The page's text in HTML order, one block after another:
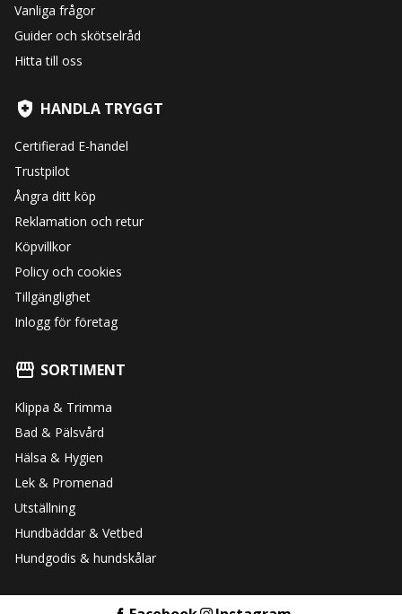
Vanliga frågor
Guider och skötselråd
Hitta till oss
HANDLA TRYGGT
Certifierad E-handel
Trustpilot
Ångra ditt köp
Reklamation och retur
Köpvillkor
Policy och cookies
Tillgänglighet
Inlogg för företag
SORTIMENT
Klippa & Trimma
Bad & Pälsvård
Hälsa & Hygien
Lek & Promenad
Utställning
Hundbäddar & Vetbed
Hundgodis & hundskålar